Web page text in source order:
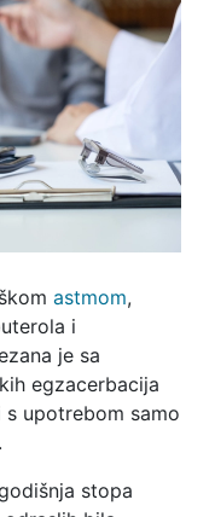
astmom,
i
je sa
egzacerbacija
upotrebom samo
stopa